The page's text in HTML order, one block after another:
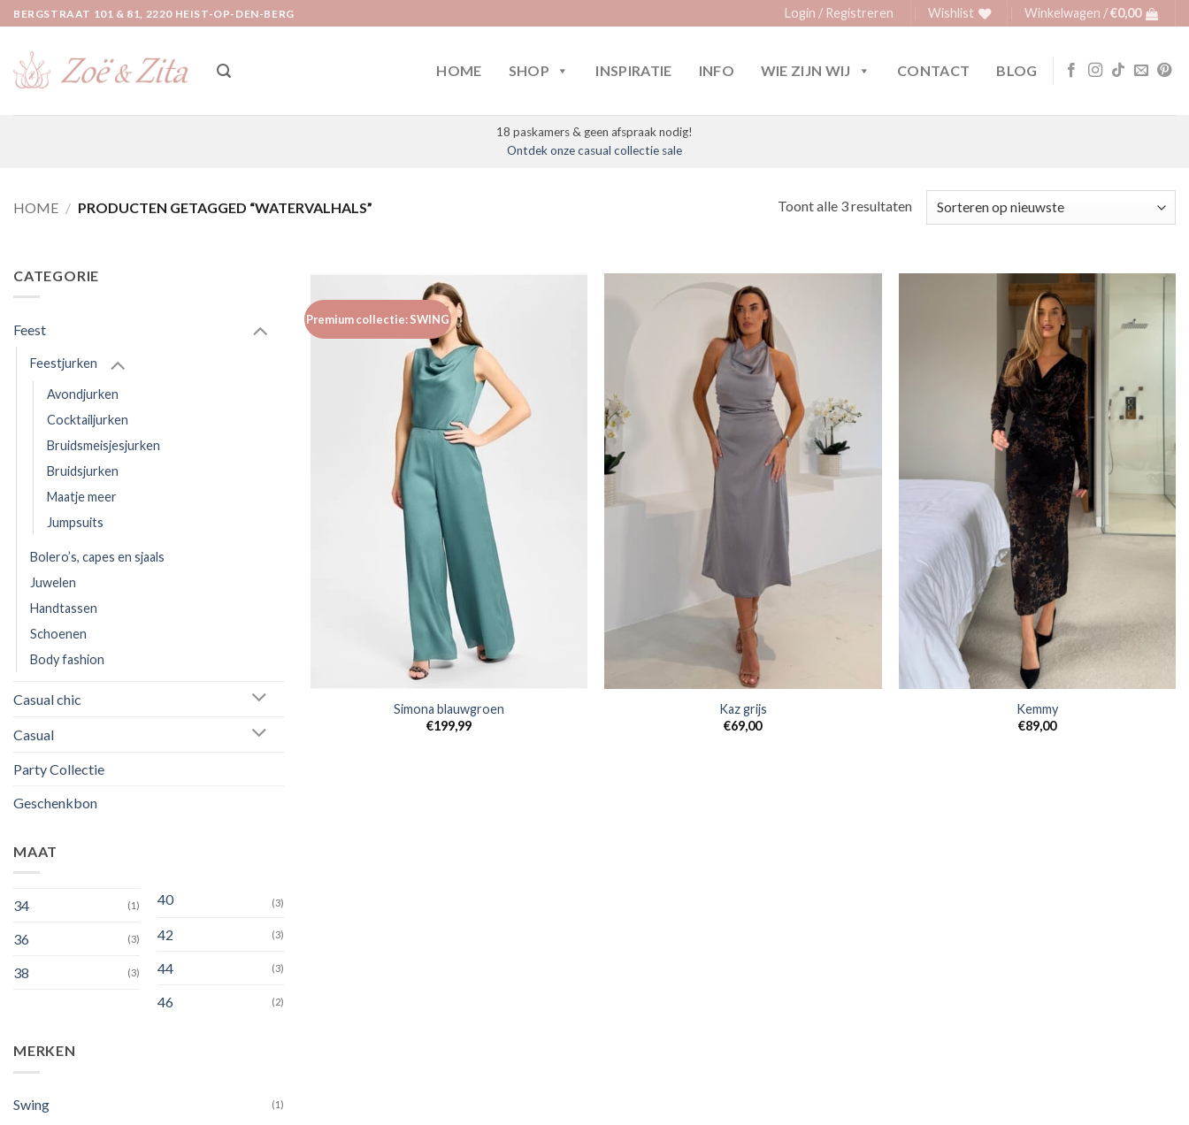
Ga
naar
inhoud
BERGSTRAAT 101 & 81, 2220 HEIST-OP-DEN-BERG Login / Registreren Wishlist Winkelwagen /€0,00
HOME SHOP INSPIRATIE INFO WIE ZIJN WIJ CONTACT BLOG
18 paskamers & geen afspraak nodig!
Ontdek onze casual collectie sale
HOME / PRODUCTEN GETAGGED “WATERVALHALS” Toont alle 3 resultatenGesorteerd
op
CATEGORIE
Feest
Feestjurken
Avondjurken
Cocktailjurken
Bruidsmeisjesjurken
Bruidsjurken
Maatje meer
Jumpsuits
Bolero’s, capes en sjaals
Juwelen
Handtassen
Schoenen
Body fashion
Casual chic
Casual
Party Collectie
Geschenkbon
MAAT
34 (1)
36 (3)
38 (3)
40 (3)
42 (3)
44 (3)
46 (2)
MERKEN
Swing (1)
Premium collectie: SWING
Simona blauwgroen
€199,99
Kaz grijs
€69,00
Kemmy
€89,00